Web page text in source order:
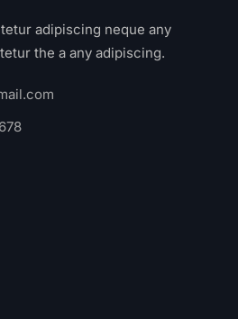
adipiscing neque any
the a any adipiscing.